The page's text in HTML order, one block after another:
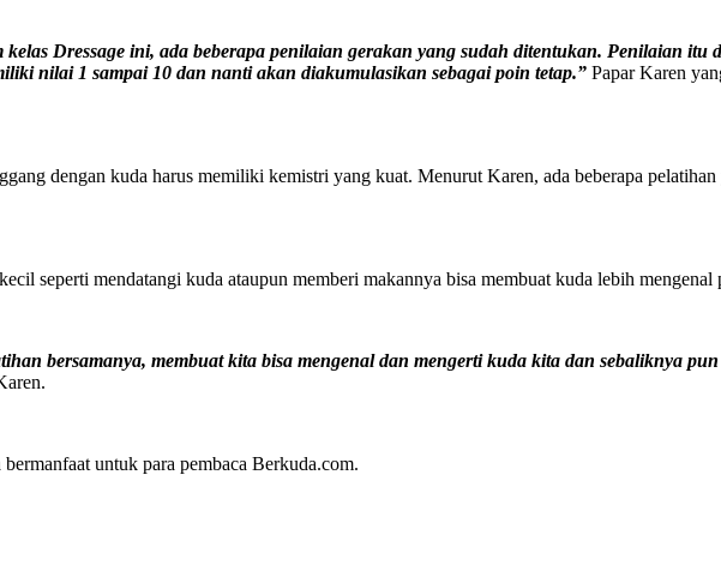
Dressage ini, ada beberapa penilaian gerakan yang sudah ditentukan. Penilaian itu
nilai 1 sampai 10 dan nanti akan diakumulasikan sebagai poin tetap.” Papar Karen
dengan kuda harus memiliki kemistri yang kuat. Menurut Karen, ada beberapa
seperti mendatangi kuda ataupun memberi makannya bisa membuat kuda lebih mengenal
bersamanya, membuat kita bisa mengenal dan mengerti kuda kita dan sebaliknya
untuk para pembaca Berkuda.com.